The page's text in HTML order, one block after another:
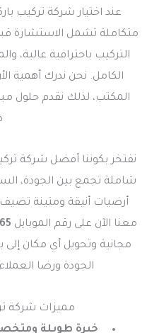
عند اختيار شركة تركيب
متكاملة تشمل الاستشارة قبل
التركيب باحترافية عالية،
الكامل. نحن ندرك أهمية
المكتب، لذلك نقدم حلول
نفتخر بكوننا أفضل شركة
شاملة تجمع بين الجودة،
أرضيات أنيقة ومتينة
معنا الآن على رقم الموبايل
مجانية وتحويل أي مكان إلى
الجودة ورضا العملاء
مميزات شركة
خبرة طويلة